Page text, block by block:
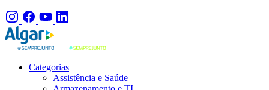
Categorias
Assistência e Saúde